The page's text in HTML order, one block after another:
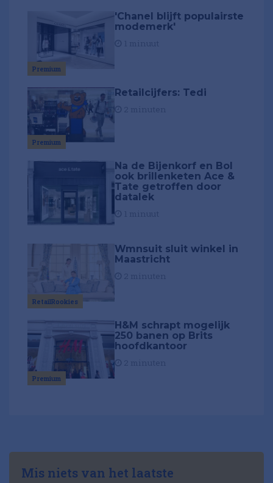
Premium
'Chanel blijft populairste
modemerk'
Premium
Retailcijfers: Tedi
Na de Bijenkorf en Bol
ook brillenketen Ace &
Tate getroffen door
datalek
RetailRookies
Wmnsuit sluit winkel in
Maastricht
Premium
H&M schrapt mogelijk
250 banen op Brits
hoofdkantoor
Mis niets van het laatste